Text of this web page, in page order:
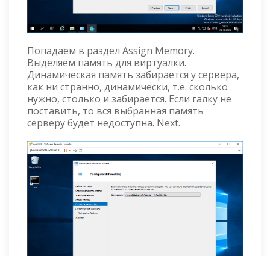
Попадаем в раздел Assign Memory.
Выделяем память для виртуалки.
Динамическая память забирается у сервера,
как ни странно, динамически, т.е. сколько
нужно, столько и забирается. Если галку не
поставить, то вся выбранная память
серверу будет недоступна. Next.